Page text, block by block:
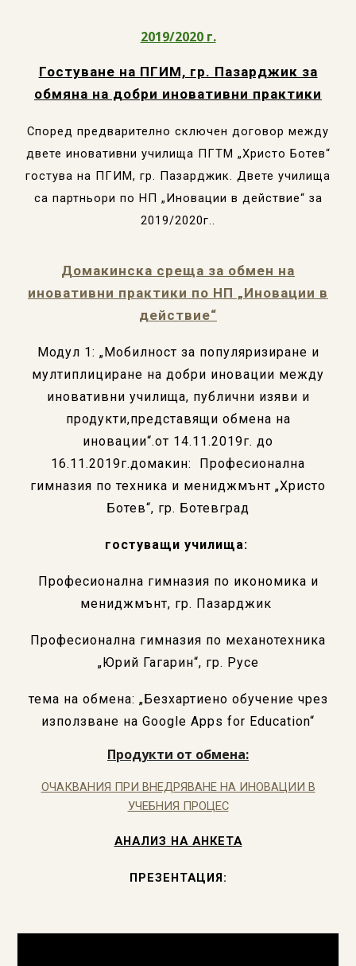
2019/2020г.
Гостуване на ПГИМ, гр. Пазарджик за
обмяна на добри иновативни практики
Според предварително сключен договор между
двете иновативни училища ПГТМ „Христо Ботев“
гостува на ПГИМ, гр. Пазарджик. Двете училища
са партньори по НП „Иновации в действие“ за
2019/2020г..
Домакинска среща за обмен на
иновативни практики по НП „Иновации в
действие“
Модул 1: „Мобилност за популяризиране и
мултиплициране на добри иновации между
иновативни училища, публични изяви и
продукти,представящи обмена на
иновации“.от 14.11.2019г. до
16.11.2019г.домакин: Професионална
гимназия по техника и мениджмънт „Христо
Ботев“, гр. Ботевград
гостуващи училища:
Професионална гимназия по икономика и
мениджмънт, гр. Пазарджик
Професионална гимназия по механотехника
„Юрий Гагарин“, гр. Русе
тема на обмена: „Безхартиено обучение чрез
използване на Google Apps for Education“
Продукти от обмена:
ОЧАКВАНИЯ ПРИ ВНЕДРЯВАНЕ НА ИНОВАЦИИ В
УЧЕБНИЯ ПРОЦЕС
АНАЛИЗ НА АНКЕТА
ПРЕЗЕНТАЦИЯ: